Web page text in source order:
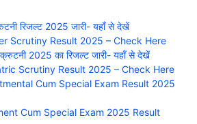
रिजल्ट 2025 जारी- यहाँ से देखें
Scrutiny Result 2025 – Check Here
स्क्रुटनी 2025 का रिजल्ट जारी- यहाँ से देखें
Scrutiny Result 2025 – Check Here
Cum Special Exam Result 2025
Cum Special Exam 2025 Result